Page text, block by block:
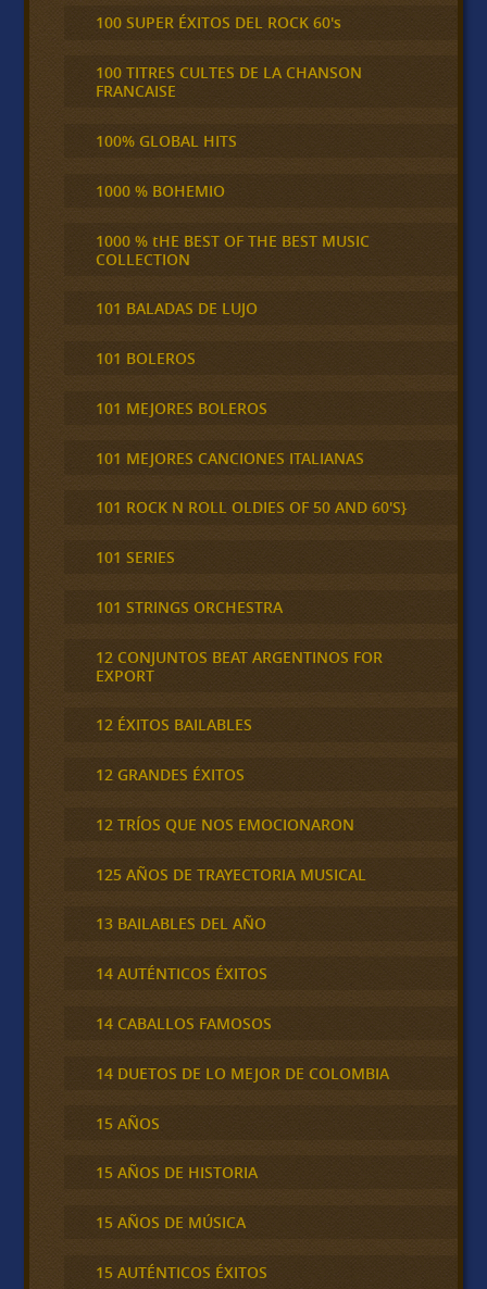
100 SUPER ÉXITOS DEL ROCK 60's
100 TITRES CULTES DE LA CHANSON
FRANCAISE
100% GLOBAL HITS
1000 % BOHEMIO
1000 % tHE BEST OF THE BEST MUSIC
COLLECTION
101 BALADAS DE LUJO
101 BOLEROS
101 MEJORES BOLEROS
101 MEJORES CANCIONES ITALIANAS
101 ROCK N ROLL OLDIES OF 50 AND 60'S}
101 SERIES
101 STRINGS ORCHESTRA
12 CONJUNTOS BEAT ARGENTINOS FOR
EXPORT
12 ÉXITOS BAILABLES
12 GRANDES ÉXITOS
12 TRÍOS QUE NOS EMOCIONARON
125 AÑOS DE TRAYECTORIA MUSICAL
13 BAILABLES DEL AÑO
14 AUTÉNTICOS ÉXITOS
14 CABALLOS FAMOSOS
14 DUETOS DE LO MEJOR DE COLOMBIA
15 AÑOS
15 AÑOS DE HISTORIA
15 AÑOS DE MÚSICA
15 AUTÉNTICOS ÉXITOS